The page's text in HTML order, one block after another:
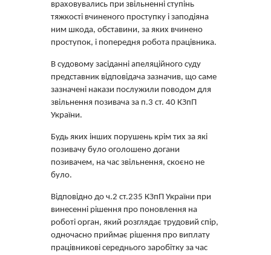
враховувались при звільненні ступінь
тяжкості вчиненого проступку і заподіяна
ним шкода, обставини, за яких вчинено
проступок, і попередня робота працівника.
В судовому засіданні апеляційного суду
представник відповідача зазначив, що саме
зазначені накази послужили поводом для
звільнення позивача за п.3 ст. 40 КЗпП
України.
Будь яких інших порушень крім тих за які
позивачу було оголошено догани
позивачем, на час звільнення, скоєно не
було.
Відповідно до ч.2 ст.235 КЗпП України при
винесенні рішення про поновлення на
роботі орган, який розглядає трудовий спір,
одночасно приймає рішення про виплату
працівникові середнього заробітку за час